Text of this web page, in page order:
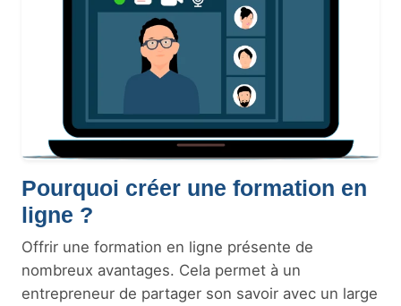
Pourquoi créer une formation en
ligne ?
Offrir une formation en ligne présente de
nombreux avantages. Cela permet à un
entrepreneur de partager son savoir avec un large